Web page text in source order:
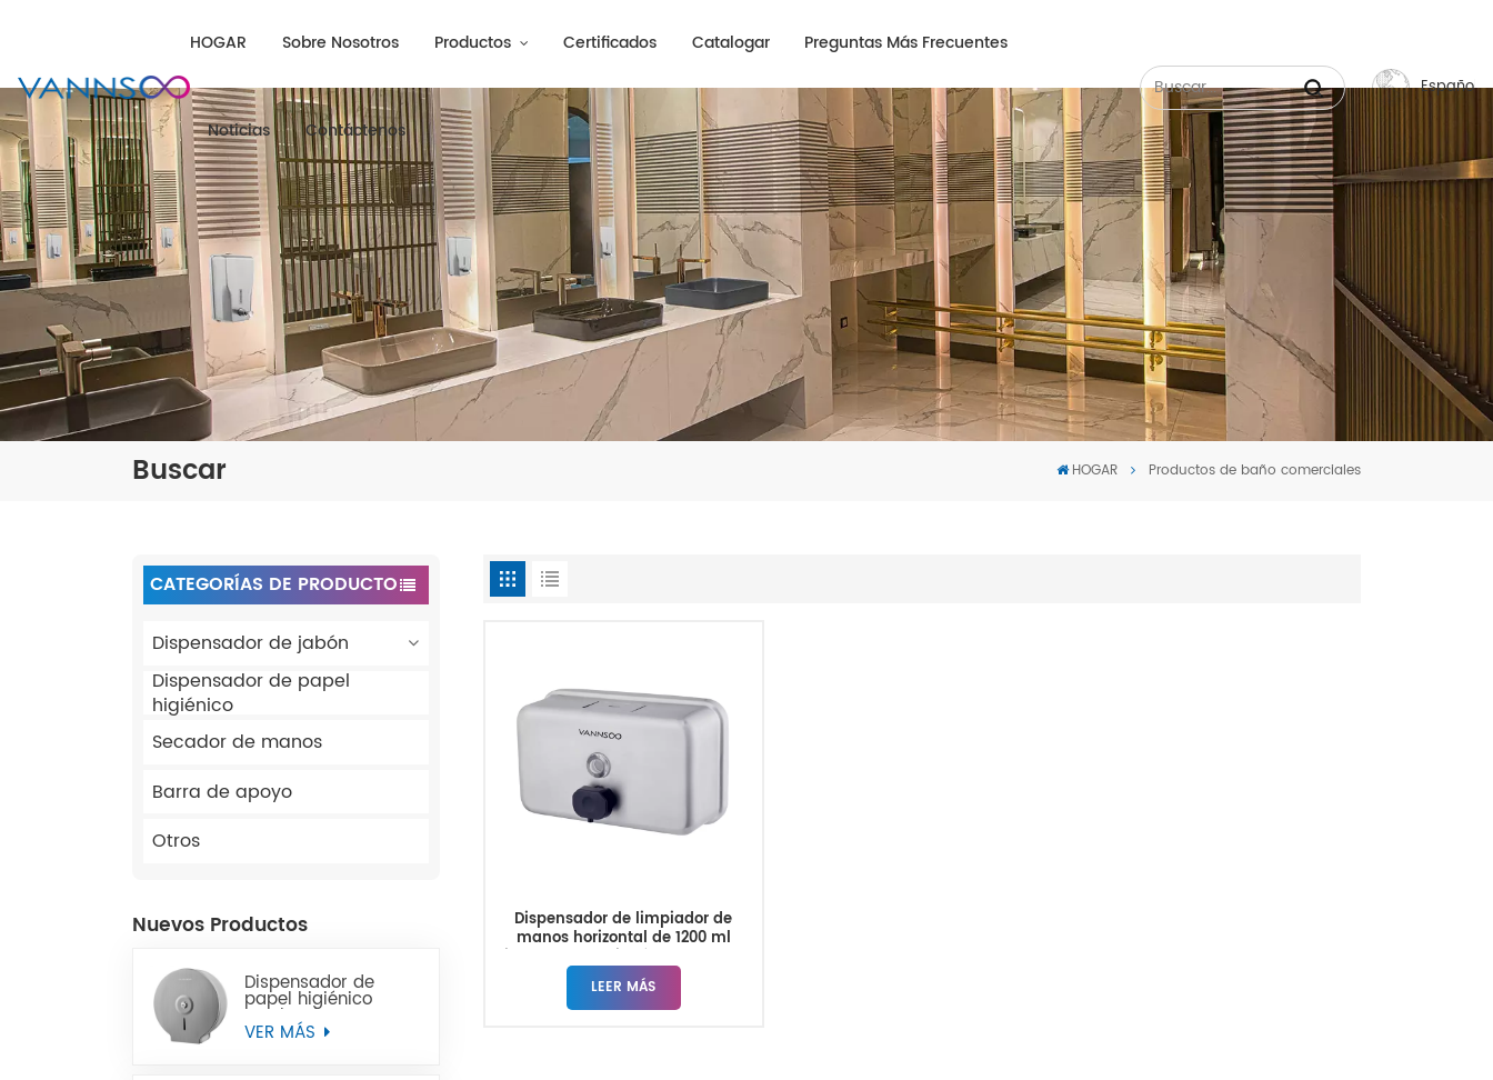
HOGAR Sobre Nosotros Productos Certificados Catalogar Preguntas Más Frecuentes
Noticias Contáctenos
Español
English
Русский
Español
中文
Buscar HOGAR Productos de baño comerciales
CATEGORÍAS DE PRODUCTO
Dispensador de jabón
Dispensador de papel
higiénico
Secador de manos
Barra de apoyo
Otros
Nuevos Productos
Dispensador de
papel higiénico
Jumbo de acero
inoxidable para
VER MÁS
Dispensador de limpiador de
manos horizontal de 1200 ml
Montaje en pared
LEER MÁS